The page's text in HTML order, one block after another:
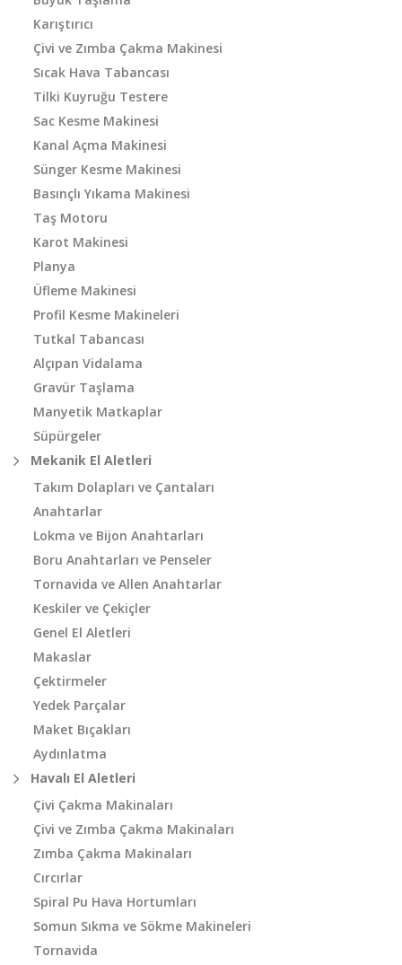
Karıştırıcı
Çivi ve Zımba Çakma Makinesi
Sıcak Hava Tabancası
Tilki Kuyruğu Testere
Sac Kesme Makinesi
Kanal Açma Makinesi
Sünger Kesme Makinesi
Basınçlı Yıkama Makinesi
Taş Motoru
Karot Makinesi
Planya
Üfleme Makinesi
Profil Kesme Makineleri
Tutkal Tabancası
Alçıpan Vidalama
Gravür Taşlama
Manyetik Matkaplar
Süpürgeler
Mekanik El Aletleri
Takım Dolapları ve Çantaları
Anahtarlar
Lokma ve Bijon Anahtarları
Boru Anahtarları ve Penseler
Tornavida ve Allen Anahtarlar
Keskiler ve Çekiçler
Genel El Aletleri
Makaslar
Çektirmeler
Yedek Parçalar
Maket Bıçakları
Aydınlatma
Havalı El Aletleri
Çivi Çakma Makinaları
Çivi ve Zımba Çakma Makinaları
Zımba Çakma Makinaları
Cırcırlar
Spiral Pu Hava Hortumları
Somun Sıkma ve Sökme Makineleri
Tornavida